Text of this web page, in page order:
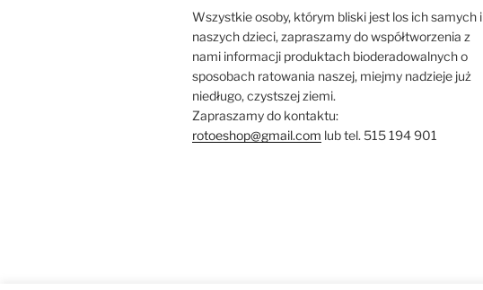
Wszystkie osoby, którym bliski jest los ich samych i
naszych dzieci, zapraszamy do współtworzenia z
nami informacji produktach bioderadowalnych o
sposobach ratowania naszej, miejmy nadzieje już
niedługo, czystszej ziemi.
Zapraszamy do kontaktu:
rotoeshop@gmail.com lub tel. 515 194 901